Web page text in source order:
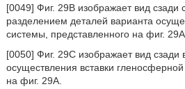
[0049] Фиг. 29В изображает вид сзади
разделением деталей варианта
системы, представленного на фиг. 29А.
[0050] Фиг. 29С изображает вид сзади
осуществления вставки
на фиг. 29А.